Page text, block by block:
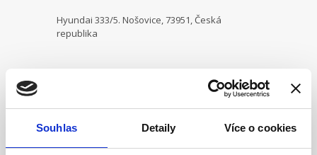
Souhlas Detaily Více o cookies
Hyundai 333/5. Nošovice, 73951, Česká
republika
Personální oddělení